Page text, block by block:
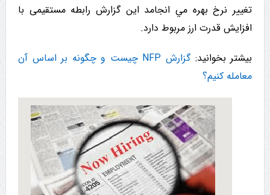
تغيير نرخ بهره مي انجامد این گزارش رابطه مستقیمی با
افزایش قدرت ارز مربوط دارد.
بیشتر بخوانید:
گزارش NFP چیست و چگونه بر اساس آن
معامله کنیم؟